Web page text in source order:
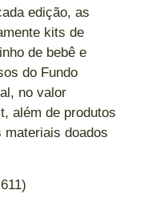
edição, as
kits de
de bebê e
do Fundo
no valor
além de produtos
materiais doados